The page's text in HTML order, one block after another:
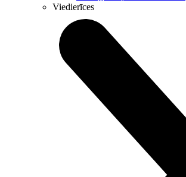
Viedierīces